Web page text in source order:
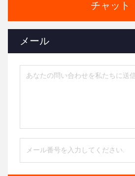
チャット
メール